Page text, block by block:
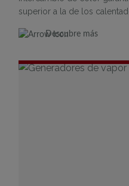
superior a la de los
Descubre más